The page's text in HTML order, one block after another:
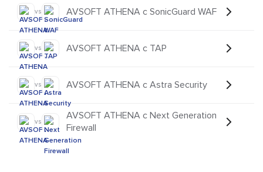
vs AVSOFT ATHENA с SonicGuard WAF
vs AVSOFT ATHENA с TAP
vs AVSOFT ATHENA с Astra Security
vs
AVSOFT ATHENA с Next Generation
Firewall